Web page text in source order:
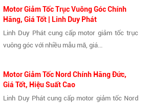
Motor Giảm Tốc Trục Vuông Góc Chính
Hãng, Giá Tốt | Linh Duy Phát
Linh Duy Phát cung cấp motor giảm tốc trục
vuông góc với nhiều mẫu mã, giá...
Motor Giảm Tốc Nord Chính Hãng Đức,
Giá Tốt, Hiệu Suất Cao
Linh Duy Phát cung cấp motor giảm tốc Nord